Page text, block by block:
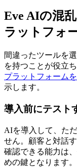
Eve AIの混
ラットフォ
間違ったツールを
を持つことが役立
プラットフォーム
示します。
導入前にテスト
AIを導入して、た
せん。顧客と対話
確認できる能力は
めの鍵となります。